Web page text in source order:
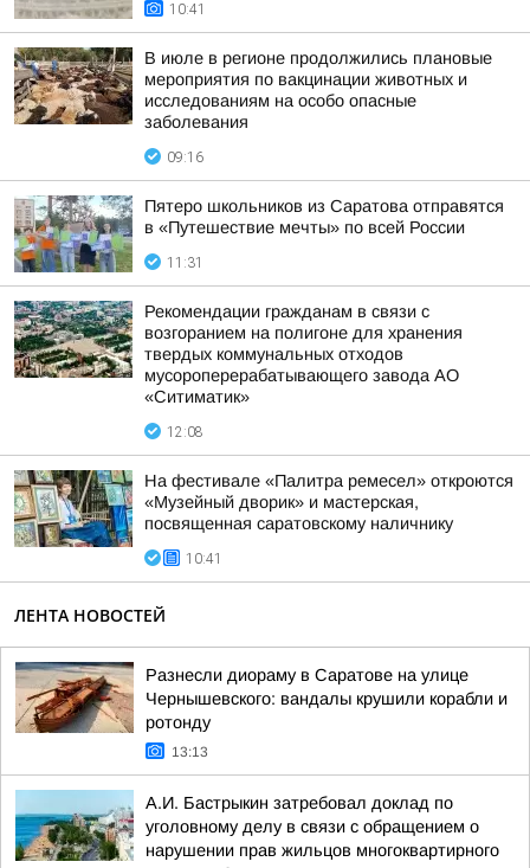
10:41
В июле в регионе продолжились плановые
мероприятия по вакцинации животных и
исследованиям на особо опасные
заболевания
09:16
Пятеро школьников из Саратова отправятся
в «Путешествие мечты» по всей России
11:31
Рекомендации гражданам в связи с
возгоранием на полигоне для хранения
твердых коммунальных отходов
мусороперерабатывающего завода АО
«Ситиматик»
12:08
На фестивале «Палитра ремесел» откроются
«Музейный дворик» и мастерская,
посвященная саратовскому наличнику
10:41
ЛЕНТА НОВОСТЕЙ
Разнесли диораму в Саратове на улице
Чернышевского: вандалы крушили корабли и
ротонду
13:13
А.И. Бастрыкин затребовал доклад по
уголовному делу в связи с обращением о
нарушении прав жильцов многоквартирного